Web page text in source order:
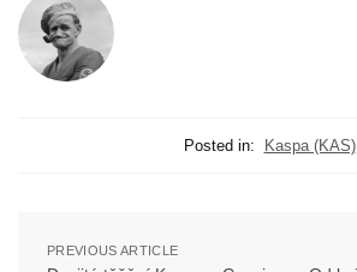
Posted in: Kaspa (KAS)
PREVIOUS ARTICLE